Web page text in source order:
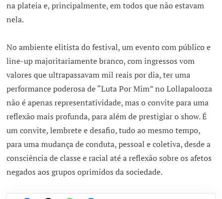
na plateia e, principalmente, em todos que não estavam
nela.
No ambiente elitista do festival, um evento com público e
line-up majoritariamente branco, com ingressos vom
valores que ultrapassavam mil reais por dia, ter uma
performance poderosa de “Luta Por Mim” no Lollapalooza
não é apenas representatividade, mas o convite para uma
reflexão mais profunda, para além de prestigiar o show. É
um convite, lembrete e desafio, tudo ao mesmo tempo,
para uma mudança de conduta, pessoal e coletiva, desde a
consciência de classe e racial até a reflexão sobre os afetos
negados aos grupos oprimidos da sociedade.